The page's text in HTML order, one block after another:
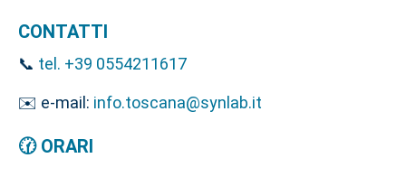
CONTATTI
📞 tel. +39 0554211617
✉️ e-mail: info.toscana@synlab.it
🕜 ORARI